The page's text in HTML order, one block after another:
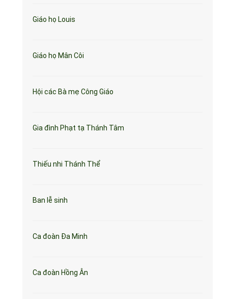
Giáo họ Louis
Giáo họ Mân Côi
Hội các Bà mẹ Công Giáo
Gia đình Phạt tạ Thánh Tâm
Thiếu nhi Thánh Thể
Ban lễ sinh
Ca đoàn Đa Minh
Ca đoàn Hồng Ân